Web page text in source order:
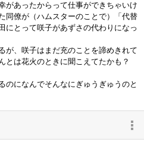
があったからって仕事ができちゃいけ
同僚が（ハムスターのことで）「代替
にとって咲子があずさの代わりになっ
が、咲子はまだ充のことを諦めきれて
とは花火のときに聞こえてたかも？
のになんでそんなにぎゅうぎゅうのと